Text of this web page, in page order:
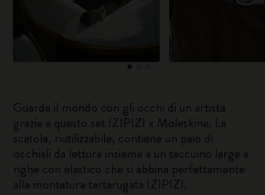
Guarda il mondo con gli occhi di un artista
grazie a questo set IZIPIZI x Moleskine. La
scatola, riutilizzabile, contiene un paio di
occhiali da lettura insieme a un taccuino large a
righe con elastico che si abbina perfettamente
alla montatura tartarugata IZIPIZI.